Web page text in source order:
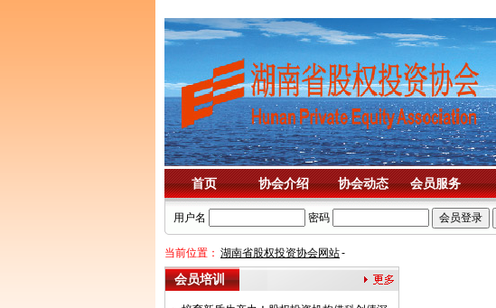
首页 协会介绍 协会动态 会员服务
用户名 密码
当前位置： 湖南省股权投资协会网站-
会员培训